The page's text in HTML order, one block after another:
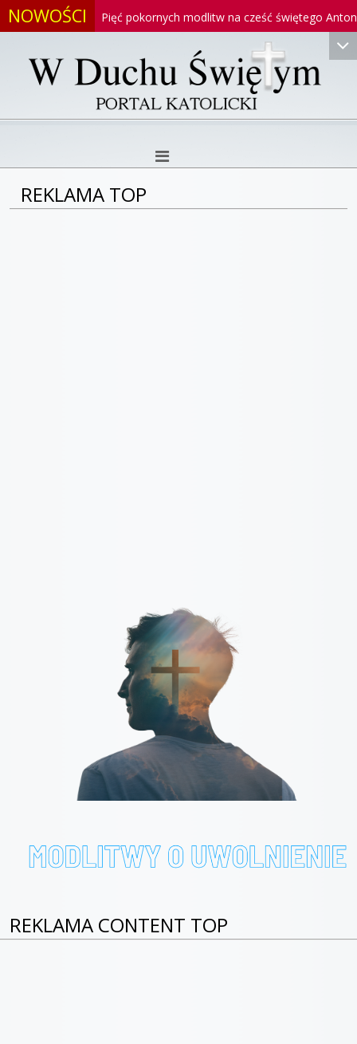
NOWOŚCIPięć pokornych modlitw na cześć świętego Antoniego
REKLAMA TOP
REKLAMA CONTENT TOP